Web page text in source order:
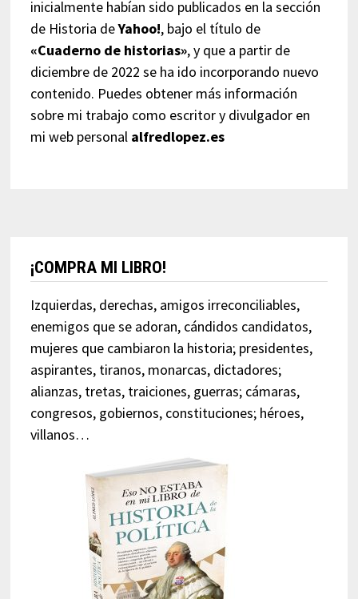
inicialmente habían sido publicados en la sección
de Historia deYahoo!, bajo el título de
«Cuaderno de historias», y que a partir de
diciembre de 2022 se ha ido incorporando nuevo
contenido. Puedes obtener más información
sobre mi trabajo como escritor y divulgador en
mi web personal alfredlopez.es
¡COMPRA MI LIBRO!
Izquierdas, derechas, amigos irreconciliables,
enemigos que se adoran, cándidos candidatos,
mujeres que cambiaron la historia; presidentes,
aspirantes, tiranos, monarcas, dictadores;
alianzas, tretas, traiciones, guerras; cámaras,
congresos, gobiernos, constituciones; héroes,
villanos…